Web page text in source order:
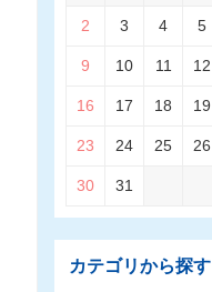
2 3 4 5
9 10 11 12
16 17 18 19
23 24 25 26
30 31
カテゴリから探す